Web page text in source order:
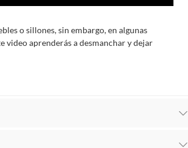
o sillones, sin embargo, en algunas
video aprenderás a desmanchar y dejar